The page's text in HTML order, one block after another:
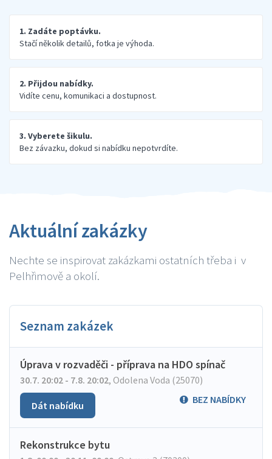
1. Zadáte poptávku.
Stačí několik detailů, fotka je výhoda.
2. Přijdou nabídky.
Vidíte cenu, komunikaci a dostupnost.
3. Vyberete šikulu.
Bez závazku, dokud si nabídku nepotvrdíte.
Aktuální zakázky
Nechte se inspirovat zakázkami ostatních třeba i v
Pelhřimově a okolí.
Seznam zakázek
Úprava v rozvaděči - příprava na HDO spínač
30.7. 20:02 - 7.8. 20:02, Odolena Voda (25070)
BEZ NABÍDKY
Dát nabídku
Rekonstrukce bytu